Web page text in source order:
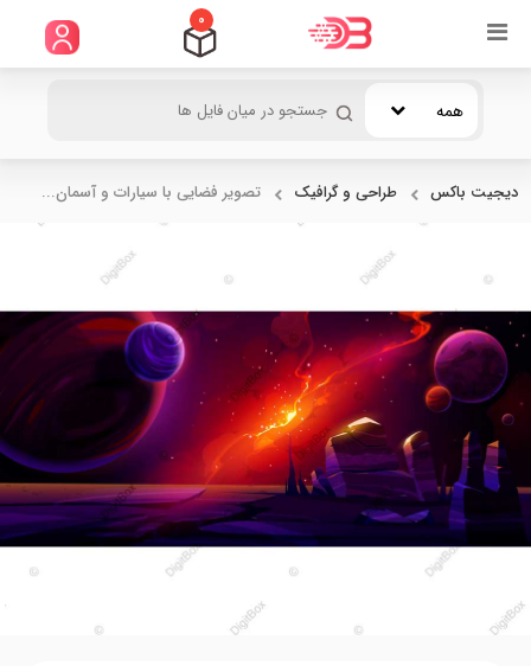
0
همه
دیجیت باکس طراحی و گرافیک تصویر فضایی با سیارات و آسمان...